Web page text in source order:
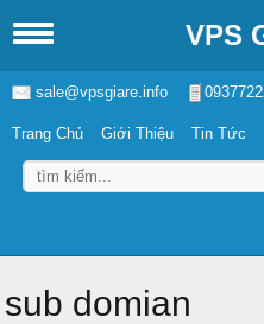
VPS
sale@vpsgiare.info
Trang Chủ Giới Thiệu Tin Tức
sub domian